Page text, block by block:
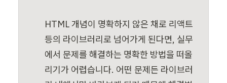
HTML 개념이 명확하지 않은 채로 리액트
등의 라이브러리로 넘어가게 된다면, 실무
에서 문제를 해결하는 명확한 방법을 떠올
리기가 어렵습니다. 어떤 문제든 라이브러